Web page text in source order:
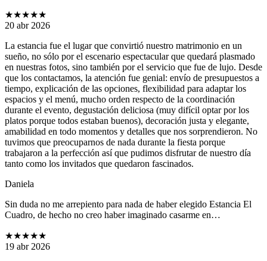
★★★★★
20 abr 2026
La estancia fue el lugar que convirtió nuestro matrimonio en un
sueño, no sólo por el escenario espectacular que quedará plasmado
en nuestras fotos, sino también por el servicio que fue de lujo. Desde
que los contactamos, la atención fue genial: envío de presupuestos a
tiempo, explicación de las opciones, flexibilidad para adaptar los
espacios y el menú, mucho orden respecto de la coordinación
durante el evento, degustación deliciosa (muy difícil optar por los
platos porque todos estaban buenos), decoración justa y elegante,
amabilidad en todo momentos y detalles que nos sorprendieron. No
tuvimos que preocuparnos de nada durante la fiesta porque
trabajaron a la perfección así que pudimos disfrutar de nuestro día
tanto como los invitados que quedaron fascinados.
Daniela
Sin duda no me arrepiento para nada de haber elegido Estancia El
Cuadro, de hecho no creo haber imaginado casarme en…
★★★★★
19 abr 2026